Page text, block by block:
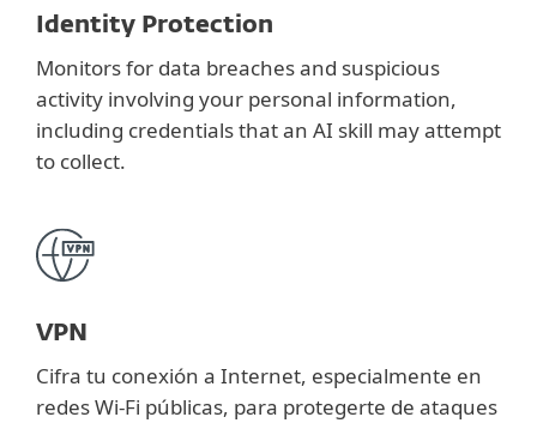
Identity Protection
Monitors for data breaches and suspicious
activity involving your personal information,
including credentials that an AI skill may attempt
to collect.
VPN
Cifra tu conexión a Internet, especialmente en
redes Wi-Fi públicas, para protegerte de ataques